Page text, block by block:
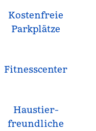
Kostenfreie
Parkplätze
Fitnesscenter
Haustier­
freundliche